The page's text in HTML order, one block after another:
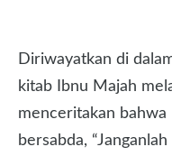
Diriwayatkan di
kitab Ibnu Majah
menceritakan bahwa
bersabda,